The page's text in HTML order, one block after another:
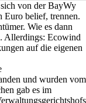
von der BayWy
Euro belief, trennen.
Wie es dann
Allerdings: Ecowind
auf die eigenen
und wurden vom
gab es im